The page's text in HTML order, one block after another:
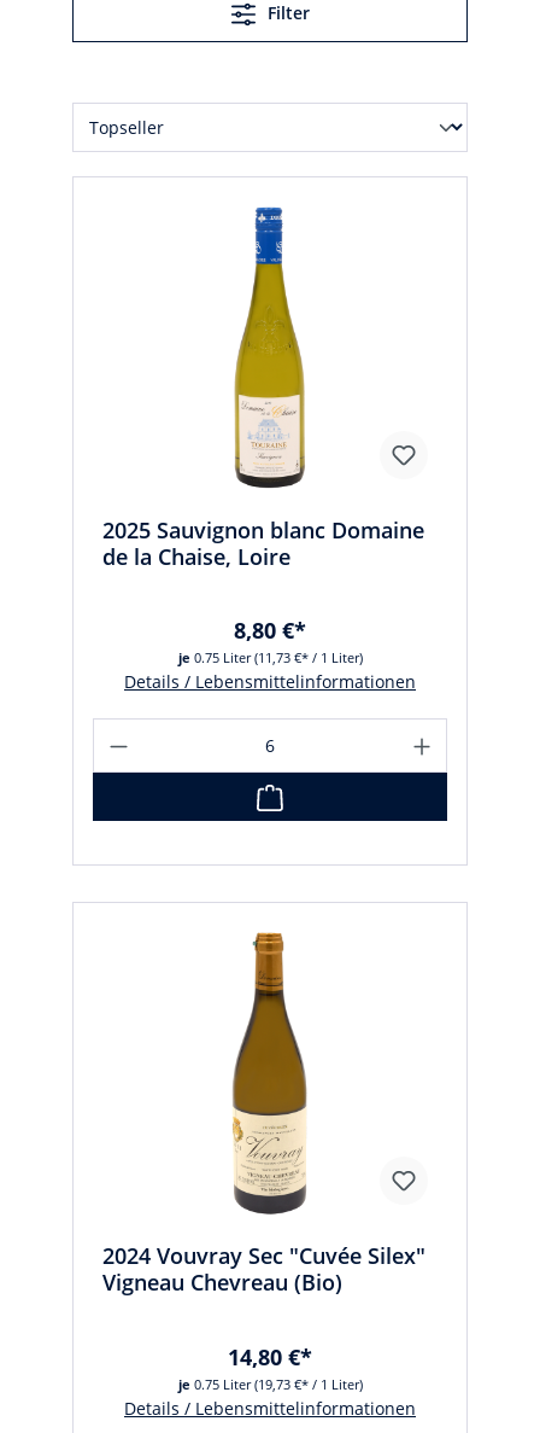
Filter
2025 Sauvignon blanc Domaine
de la Chaise, Loire
je 0.75 Liter(11,73 €* / 1 Liter)
8,80 €*
Details / Lebensmittelinformationen
2024 Vouvray Sec "Cuvée Silex"
Vigneau Chevreau (Bio)
je 0.75 Liter(19,73 €* / 1 Liter)
14,80 €*
Details / Lebensmittelinformationen